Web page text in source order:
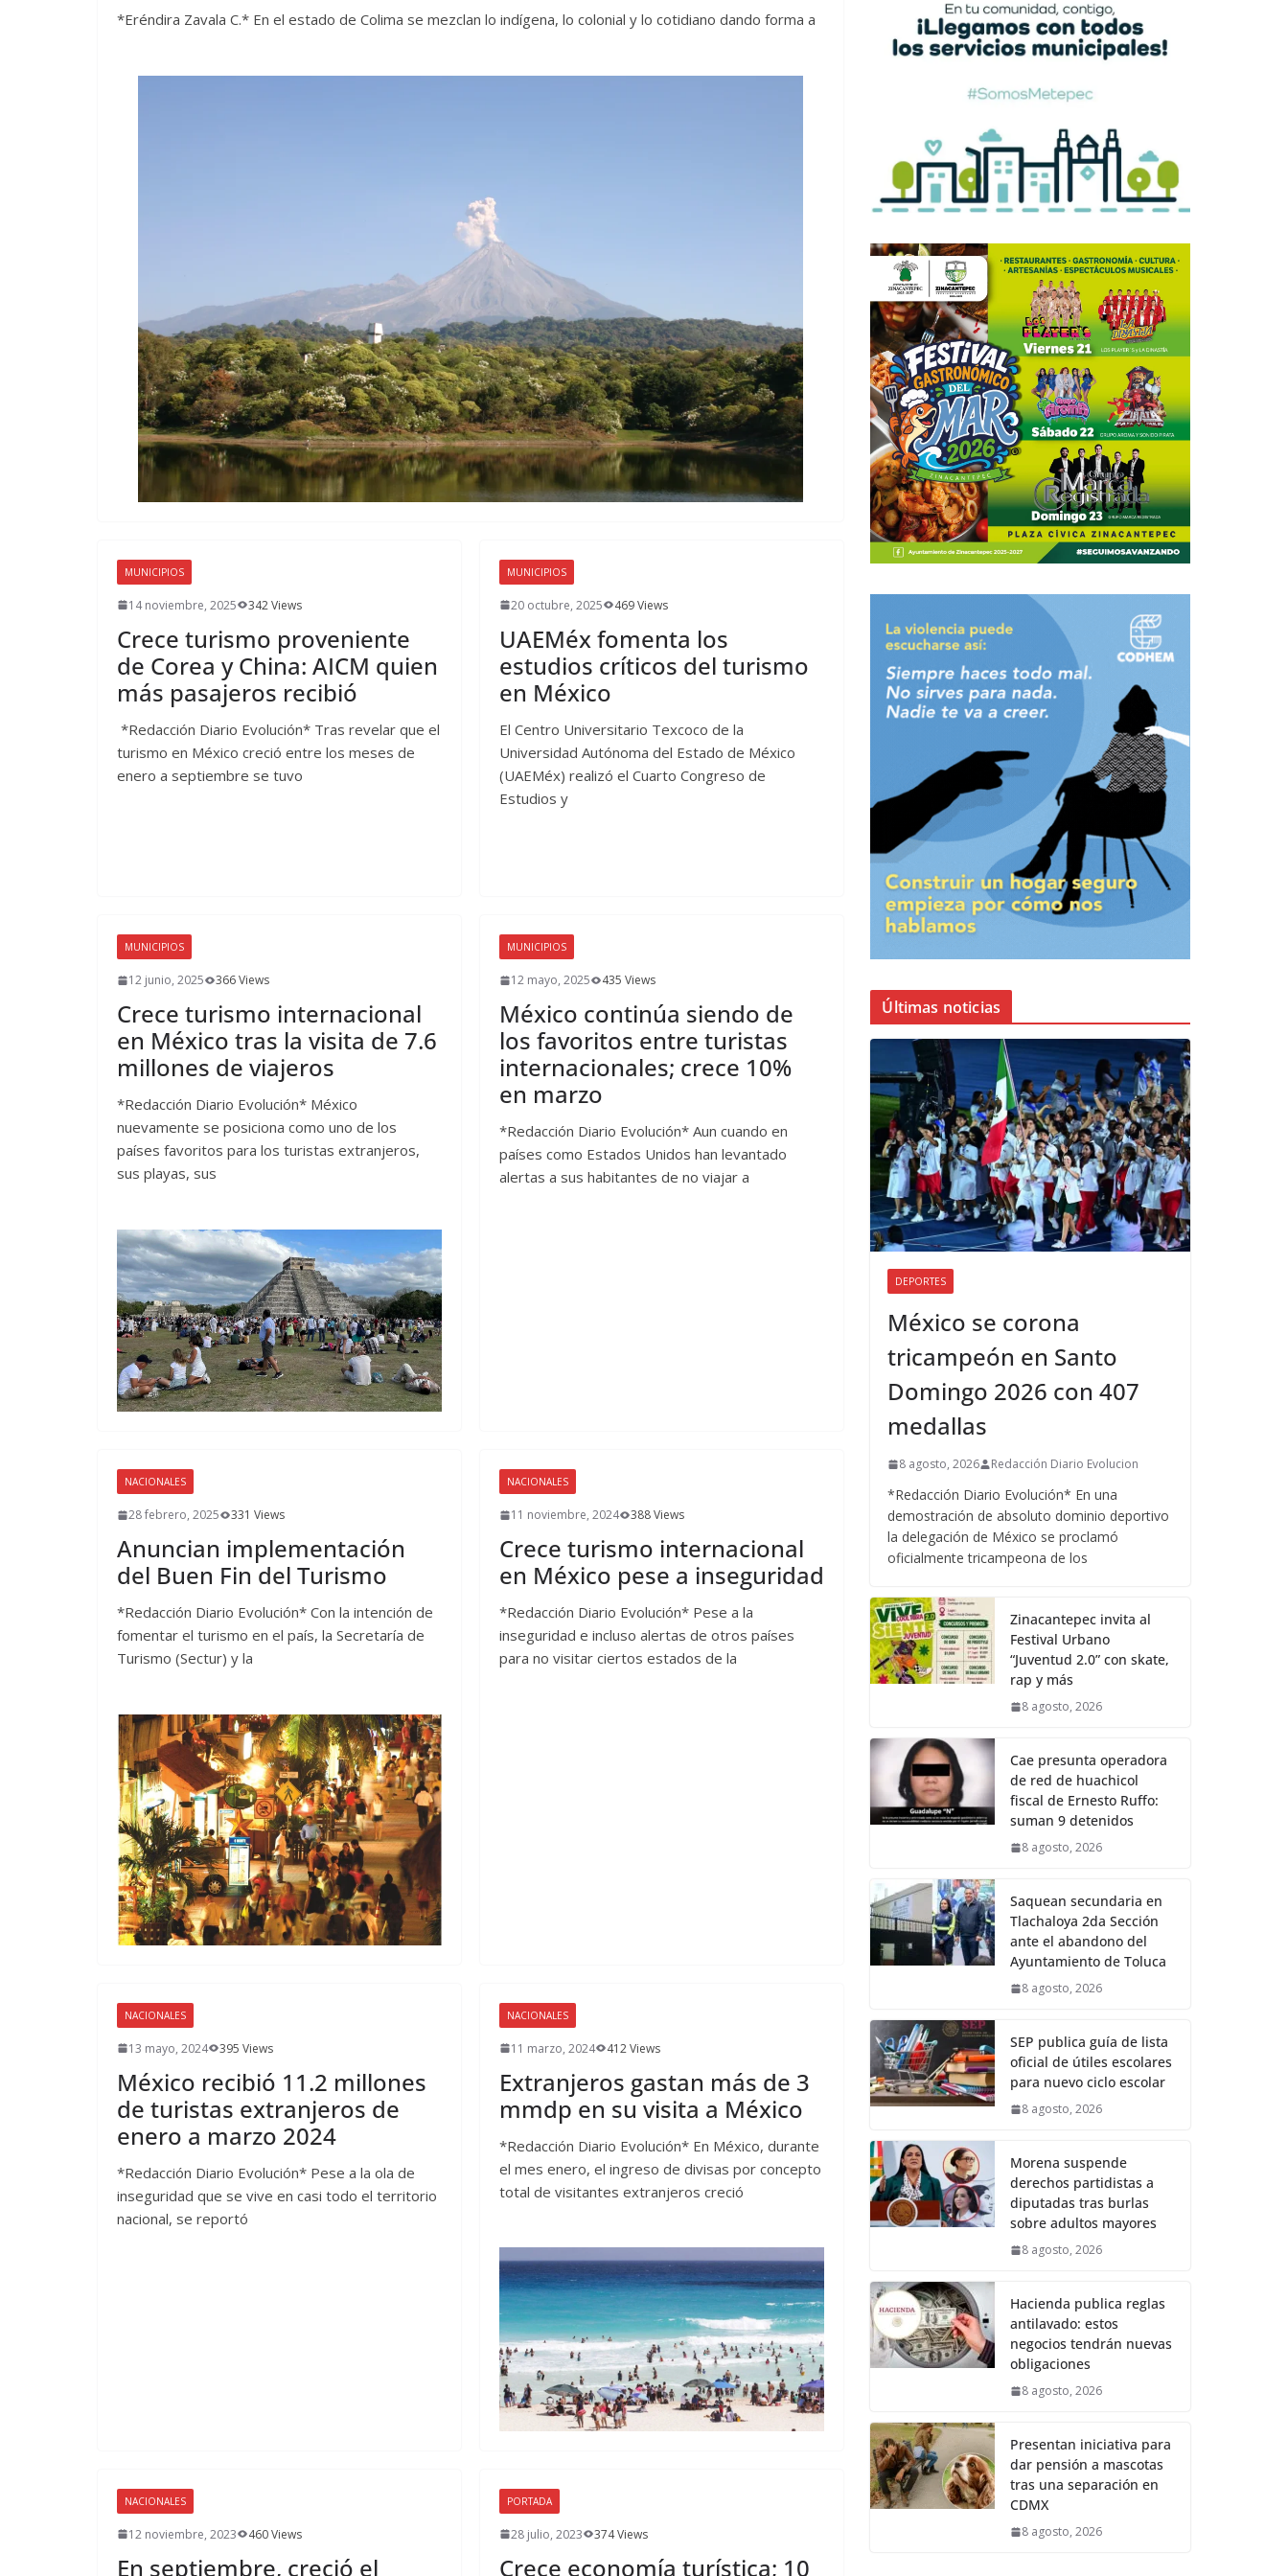
*Eréndira Zavala C.* En el estado de Colima se mezclan lo indígena, lo colonial y lo cotidiano dando forma a
MUNICIPIOS
14 noviembre, 2025 342 Views
Crece turismo proveniente
de Corea y China: AICM quien
más pasajeros recibió
*Redacción Diario Evolución* Tras revelar que el
turismo en México creció entre los meses de
enero a septiembre se tuvo
MUNICIPIOS
20 octubre, 2025 469 Views
UAEMéx fomenta los
estudios críticos del turismo
en México
El Centro Universitario Texcoco de la
Universidad Autónoma del Estado de México
(UAEMéx) realizó el Cuarto Congreso de
Estudios y
MUNICIPIOS
12 junio, 2025 366 Views
Crece turismo internacional
en México tras la visita de 7.6
millones de viajeros
*Redacción Diario Evolución* México
nuevamente se posiciona como uno de los
países favoritos para los turistas extranjeros,
sus playas, sus
MUNICIPIOS
12 mayo, 2025 435 Views
México continúa siendo de
los favoritos entre turistas
internacionales; crece 10%
en marzo
*Redacción Diario Evolución* Aun cuando en
países como Estados Unidos han levantado
alertas a sus habitantes de no viajar a
NACIONALES
28 febrero, 2025 331 Views
Anuncian implementación
del Buen Fin del Turismo
*Redacción Diario Evolución* Con la intención de
fomentar el turismo en el país, la Secretaría de
Turismo (Sectur) y la
NACIONALES
11 noviembre, 2024 388 Views
Crece turismo internacional
en México pese a inseguridad
*Redacción Diario Evolución* Pese a la
inseguridad e incluso alertas de otros países
para no visitar ciertos estados de la
NACIONALES
13 mayo, 2024 395 Views
México recibió 11.2 millones
de turistas extranjeros de
enero a marzo 2024
*Redacción Diario Evolución* Pese a la ola de
inseguridad que se vive en casi todo el territorio
nacional, se reportó
NACIONALES
11 marzo, 2024 412 Views
Extranjeros gastan más de 3
mmdp en su visita a México
*Redacción Diario Evolución* En México, durante
el mes enero, el ingreso de divisas por concepto
total de visitantes extranjeros creció
NACIONALES
12 noviembre, 2023 460 Views
En septiembre, creció el
PORTADA
28 julio, 2023 374 Views
Crece economía turística; 10
Últimas noticias
DEPORTES
México se corona
tricampeón en Santo
Domingo 2026 con 407
medallas
8 agosto, 2026 Redacción Diario Evolucion
*Redacción Diario Evolución* En una
demostración de absoluto dominio deportivo
la delegación de México se proclamó
oficialmente tricampeona de los
Zinacantepec invita al
Festival Urbano
“Juventud 2.0” con skate,
rap y más
8 agosto, 2026
Cae presunta operadora
de red de huachicol
fiscal de Ernesto Ruffo:
suman 9 detenidos
8 agosto, 2026
Saquean secundaria en
Tlachaloya 2da Sección
ante el abandono del
Ayuntamiento de Toluca
8 agosto, 2026
SEP publica guía de lista
oficial de útiles escolares
para nuevo ciclo escolar
8 agosto, 2026
Morena suspende
derechos partidistas a
diputadas tras burlas
sobre adultos mayores
8 agosto, 2026
Hacienda publica reglas
antilavado: estos
negocios tendrán nuevas
obligaciones
8 agosto, 2026
Presentan iniciativa para
dar pensión a mascotas
tras una separación en
CDMX
8 agosto, 2026